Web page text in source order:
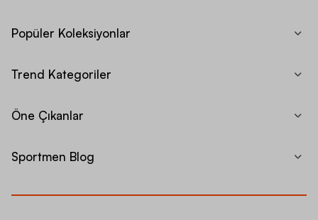
Popüler Koleksiyonlar
Trend Kategoriler
Öne Çıkanlar
Sportmen Blog